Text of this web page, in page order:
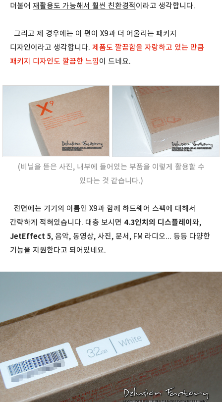
더불어 재활용도 가능해서 훨씬 친환경적이라고 생각합니다.
그리고 제 경우에는 이 편이 X9과 더 어울리는 패키지
디자인이라고 생각합니다. 제품도 깔끔함을 자랑하고 있는 만큼
패키지 디자인도 깔끔한 느낌이 드네요.
(비닐을 뜯은 사진, 내부에 들어있는 부품을 이렇게 활용할 수
있다는 것 같습니다.)
전면에는 기기의 이름인 X9과 함께 하드웨어 스펙에 대해서
간략하게 적혀있습니다. 대충 보시면 4.3인치의 디스플레이와,
JetEffect 5, 음악, 동영상, 사진, 문서, FM 라디오... 등등 다양한
기능을 지원한다고 되어있네요.